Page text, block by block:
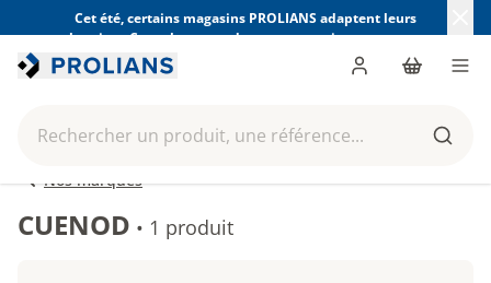
Cet été, certains magasins PROLIANS adaptent leurs
horaires. Consultez ceux de votre magasin avant votre
visite.
Rechercher un produit, une référence...
Panier
Nos marques
CUENOD • 1 produit